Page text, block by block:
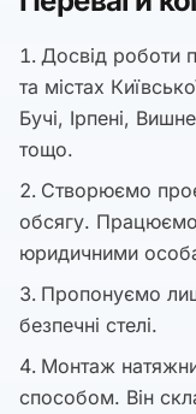
Досвід роботи
та містах
Бучі, Ірпені,
тощо.
Створюємо
обсягу. Працюємо
юридичними
Пропонуємо
безпечні стелі.
Монтаж
способом. Він